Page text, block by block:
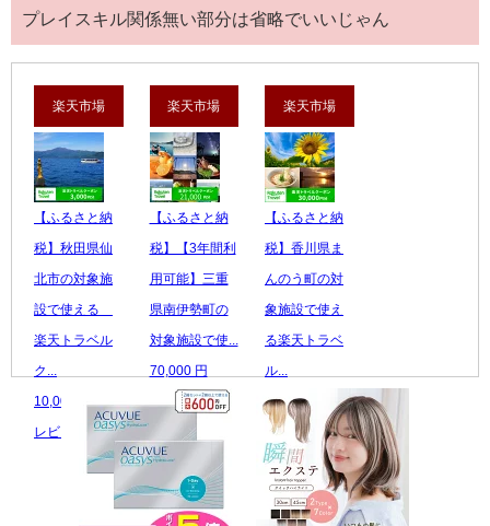
プレイスキル関係無い部分は省略でいいじゃん
楽天市場
【ふるさと納
税】秋田県仙
北市の対象施
設で使える
楽天トラベル
ク...
10,000 円
レビュー数：0
楽天市場
【ふるさと納
税】【3年間利
用可能】三重
県南伊勢町の
対象施設で使...
70,000 円
レビュー数：0
楽天市場
【ふるさと納
税】香川県ま
んのう町の対
象施設で使え
る楽天トラベ
ル...
100,000 円
レビュー数：0